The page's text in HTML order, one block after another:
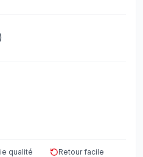
qualité Retour facile